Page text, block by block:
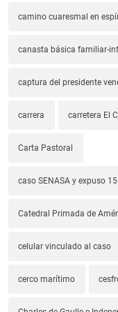
camino cuaresmal en
canasta básica familiar-
captura del presidente
carrera carretera El
Carta Pastoral
caso SENASA y expuso
Catedral Primada de
celular vinculado al caso
cerco marítimo